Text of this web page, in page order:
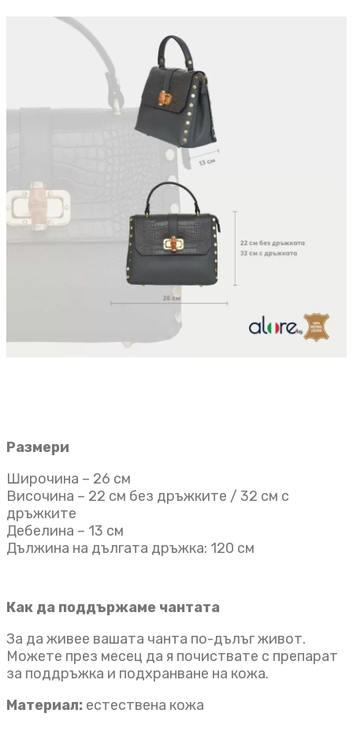
Размери
Широчина – 26 см
Височина – 22 см без дръжките / 32 см с
дръжките
Дебелина – 13 см
Дължина на дългата дръжка: 120 см
Как да поддържаме чантата
За да живее вашата чанта по-дълъг живот.
Можете през месец да я почиствате с препарат
за поддръжка и подхранване на кожа.
Материал: естествена кожа